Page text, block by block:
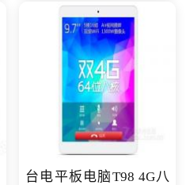
台电平板电脑T98 4G八